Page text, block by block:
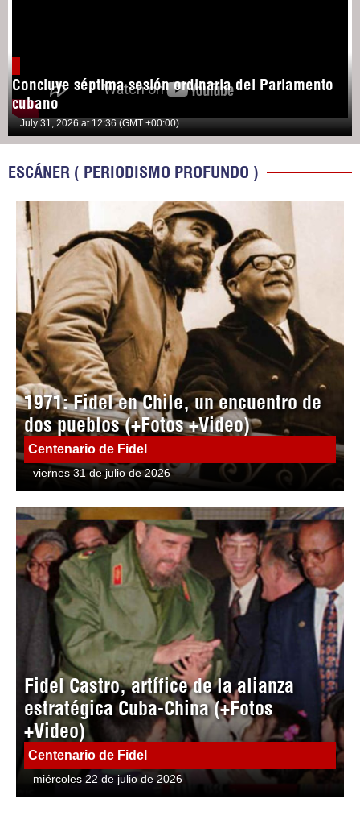
Concluye séptima sesión ordinaria del Parlamento
cubano
July 31, 2026 at 12:36 (GMT +00:00)
ESCÁNER ( PERIODISMO PROFUNDO )
1971: Fidel en Chile, un encuentro de
dos pueblos (+Fotos +Video)
Centenario de Fidel
viernes 31 de julio de 2026
Fidel Castro, artífice de la alianza
estratégica Cuba-China (+Fotos
+Video)
Centenario de Fidel
miércoles 22 de julio de 2026